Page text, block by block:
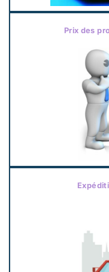
Prix des